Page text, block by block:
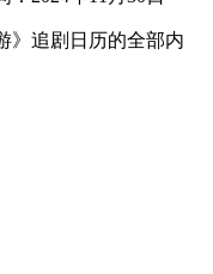
追剧日历的全部内